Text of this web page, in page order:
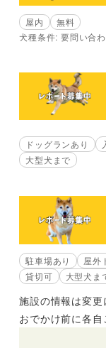
屋内
無料
犬種条件: 要問い合
ドッグランあり
大型犬まで
駐車場あり 屋外
貸切可
大型犬ま
施設の情報は変更
おでかけ前に各自